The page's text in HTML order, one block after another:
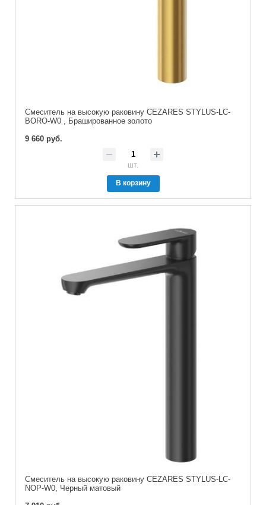
Смеситель на высокую раковину CEZARES STYLUS-LC-
BORO-W0 , Брашированное золото
9 660 руб.
шт.
В корзину
Смеситель на высокую раковину CEZARES STYLUS-LC-
NOP-W0, Черный матовый